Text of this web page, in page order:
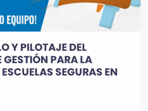
Y PILOTAJE DEL
GESTIÓN PARA LA
SEGURAS EN